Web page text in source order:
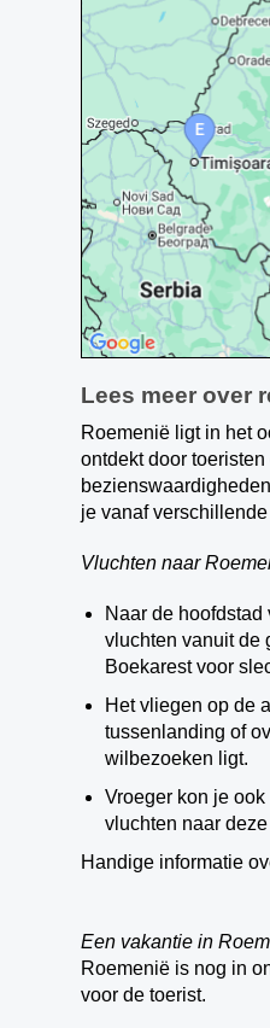
Lees meer over
Roemenië ligt in het
ontdekt door
je vanaf
Vluchten naar
Naar de
vluchten vanuit de
Boekarest voor
Het vliegen op de
tussenlanding of
wilbezoeken ligt.
Vroeger kon je
vluchten naar
Handige informatie
Een vakantie in
Roemenië is nog in
voor de toerist.